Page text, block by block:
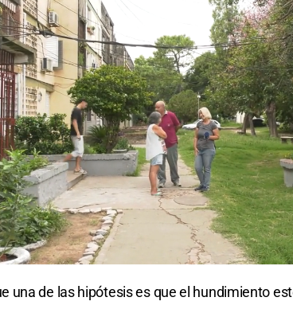
una de las hipótesis es que el hundimiento